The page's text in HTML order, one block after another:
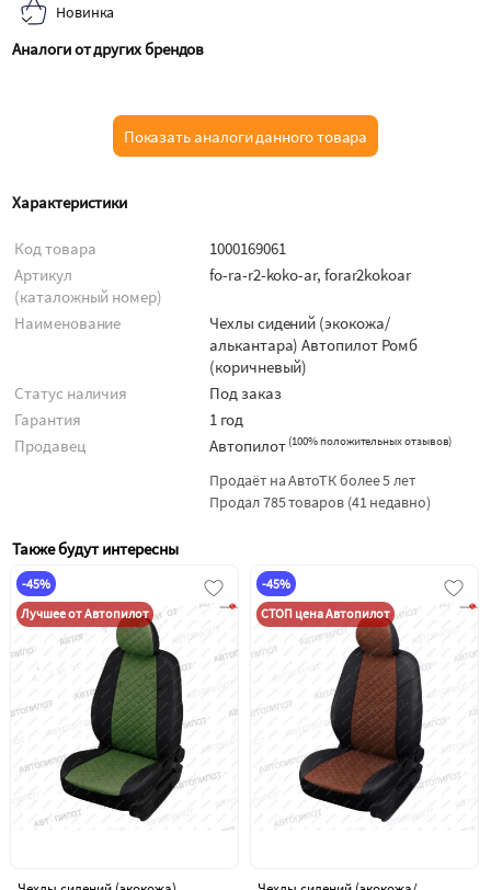
Новинка
Аналоги от других брендов
Показать аналоги данного товара
Характеристики
Код товара
1000169061
Артикул
(каталожный номер)
fo-ra-r2-koko-ar, forar2kokoar
Наименование
Чехлы сидений (экокожа/
алькантара) Автопилот Ромб
(коричневый)
Статус наличия
Под заказ
Гарантия
1 год
Продавец
Автопилот (100% положительных отзывов)
Продаёт на АвтоТК более 5 лет
Продал 785 товаров (41 недавно)
Также будут интересны
-45%
Лучшее от Автопилот
-45%
СТОП цена Автопилот